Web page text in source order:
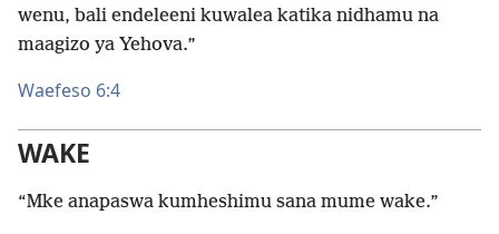
wenu, bali endeleeni kuwalea katika nidhamu na
maagizo ya Yehova.”
Waefeso 6:4
WAKE
“Mke anapaswa kumheshimu sana mume wake.”